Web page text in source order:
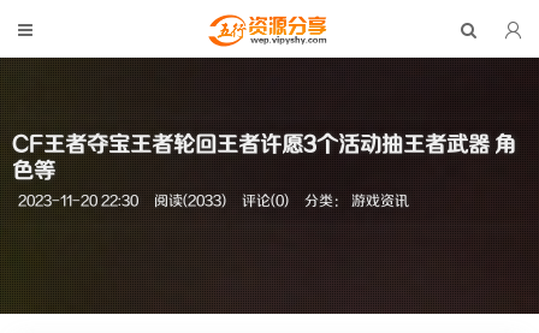
CF王者夺宝王者轮回王者许愿3个活动抽王者武器 角
色等
2023-11-20 22:30 阅读(2033) 评论(0) 分类： 游戏资讯